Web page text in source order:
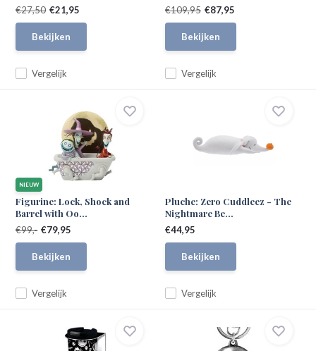
Vergelijk
€27,50 €21,95
Bekijken
Vergelijk
€109,95 €87,95
Bekijken
NIEUW
Figurine: Lock, Shock and
Barrel with Oo...
Vergelijk
€99,- €79,95
Bekijken
Pluche: Zero Cuddleez - The
Nightmare Be...
Vergelijk
€44,95
Bekijken